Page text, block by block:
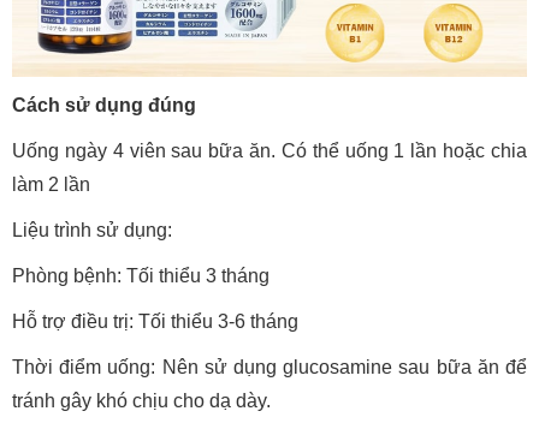
Cách sử dụng đúng
Uống ngày 4 viên sau bữa ăn. Có thể uống 1 lần hoặc chia
làm 2 lần
Liệu trình sử dụng:
Phòng bệnh: Tối thiểu 3 tháng
Hỗ trợ điều trị: Tối thiểu 3-6 tháng
Thời điểm uống: Nên sử dụng glucosamine sau bữa ăn để
tránh gây khó chịu cho dạ dày.